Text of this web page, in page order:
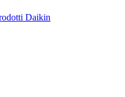
Daikin